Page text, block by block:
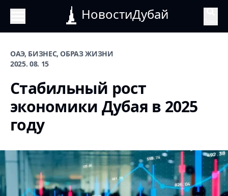
НовостиДубай
ОАЭ, БИЗНЕС, ОБРАЗ ЖИЗНИ
2025. 08. 15
Стабильный рост
экономики Дубая в 2025
году